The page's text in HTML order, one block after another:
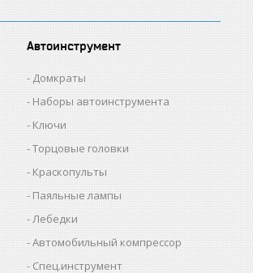
Автоинструмент
Домкраты
Наборы автоинструмента
Ключи
Торцовые головки
Краскопульты
Паяльные лампы
Лебедки
Автомобильный компрессор
Спец.инструмент